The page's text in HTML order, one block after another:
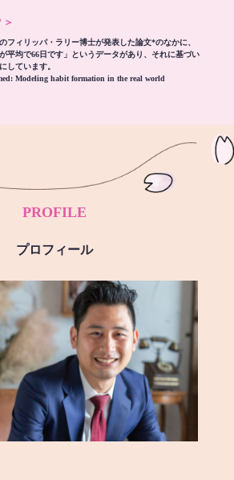
フィリッパ・ラリー博士が発表した論文*のなかに、
平均で66日です」というデータがあり、それに基づい
しています。
Modeling habit formation in the real world
PROFILE
プロフィール